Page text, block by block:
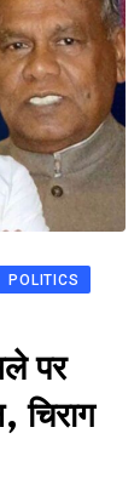
POLITICS
पर
चिराग